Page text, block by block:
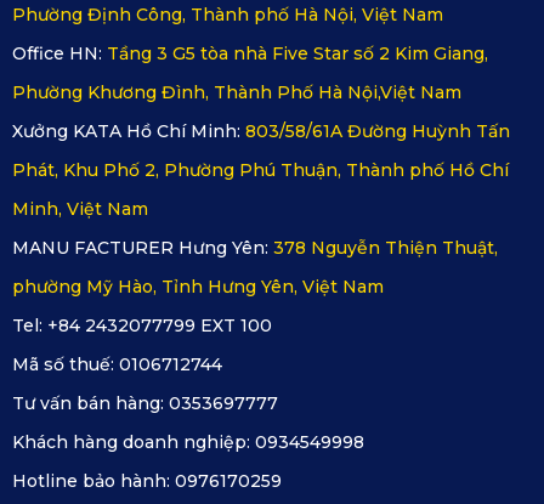
sẽ dễ bị ám mùi khó chịu thì thảm lót sàn ô tô cao cấp
Jaguar F-Pace của KATA không gây mùi. Khi tài xế kết hợp
với hương nước hoa ô tô sẽ mang lại mùi thơm dễ chịu và
thoải mái cho toàn bộ hành khách trên xe.
Lót sàn xe ô tô Jaguar F-Pace sở hữu khả năng kháng
khuẩn và không thấm nước, vì vậy trong quá trình sử dụng
rất khó để các loại vi khuẩn có thể xâm nhập và gây ra hiện
tượng ẩm mốc ảnh hưởng đến sức khỏe người sử dụng.
Xem thêm >>> Thảm lót sàn ô tô Jaguar XF
Phường Định Công, Thành phố Hà Nội, Việt Nam
Office HN: Tầng 3 G5 tòa nhà Five Star số 2 Kim Giang,
Phường Khương Đình, Thành Phố Hà Nội,Việt Nam
Xưởng KATA Hồ Chí Minh: 803/58/61A Đường Huỳnh Tấn
Phát, Khu Phố 2, Phường Phú Thuận, Thành phố Hồ Chí
Minh, Việt Nam
MANU FACTURER Hưng Yên: 378 Nguyễn Thiện Thuật,
phường Mỹ Hào, Tỉnh Hưng Yên, Việt Nam
Tel: +84 2432077799 EXT 100
Mã số thuế: 0106712744
Tư vấn bán hàng: 0353697777
Khách hàng doanh nghiệp: 0934549998
Hotline bảo hành: 0976170259